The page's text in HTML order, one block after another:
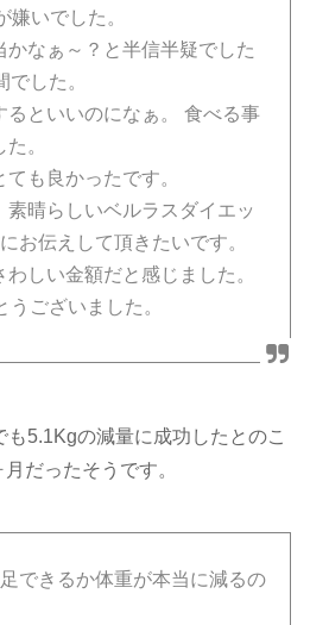
いでした。
なぁ～？と半信半疑でした
した。
るといいのになぁ。 食べる事
。
も良かったです。
晴らしいベルラスダイエッ
お伝えして頂きたいです。
しい金額だと感じました。
ございました。
5.1Kgの減量に成功したとのこ
だったそうです。
できるか体重が本当に減るの